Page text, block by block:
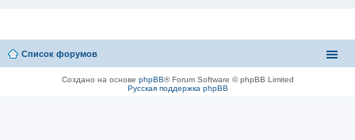
Список форумов
Создано на основе phpBB® Forum Software © phpBB Limited
Русская поддержка phpBB